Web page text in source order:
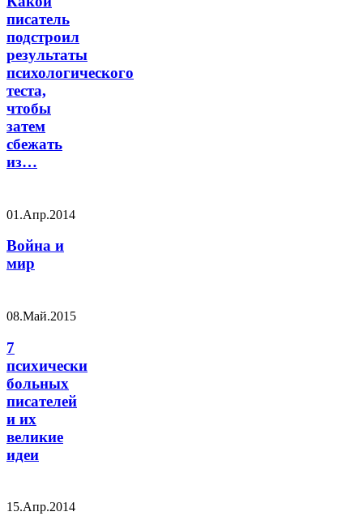
писатель
подстроил
результаты
психологического
теста,
чтобы
затем
сбежать
из…
01.Апр.2014
Война и
мир
08.Май.2015
7
психически
больных
писателей
и их
великие
идеи
15.Апр.2014